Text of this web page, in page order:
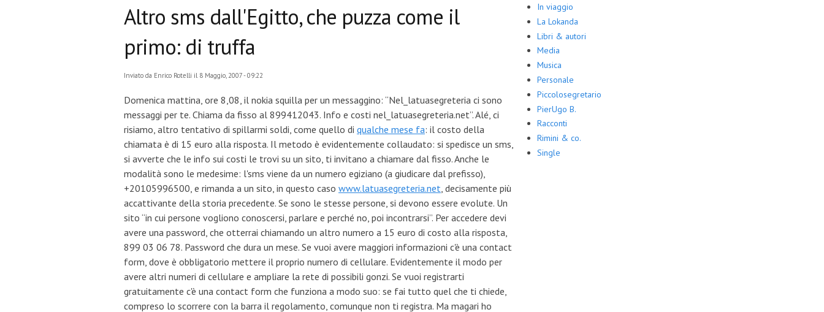
Altro sms dall'Egitto, che puzza come il
primo: di truffa
Inviato da Enrico Rotelli il 8 Maggio, 2007 - 09:22
Domenica mattina, ore 8,08, il nokia squilla per un messaggino: “Nel_latuasegreteria ci sono
messaggi per te. Chiama da fisso al 899412043. Info e costi nel_latuasegreteria.net”. Alé, ci
risiamo, altro tentativo di spillarmi soldi, come quello di qualche mese fa: il costo della
chiamata è di 15 euro alla risposta. Il metodo è evidentemente collaudato: si spedisce un sms,
si avverte che le info sui costi le trovi su un sito, ti invitano a chiamare dal fisso. Anche le
modalità sono le medesime: l'sms viene da un numero egiziano (a giudicare dal prefisso),
+20105996500, e rimanda a un sito, in questo caso www.latuasegreteria.net, decisamente più
accattivante della storia precedente. Se sono le stesse persone, si devono essere evolute. Un
sito “in cui persone vogliono conoscersi, parlare e perché no, poi incontrarsi”. Per accedere devi
avere una password, che otterrai chiamando un altro numero a 15 euro di costo alla risposta,
899 03 06 78. Password che dura un mese. Se vuoi avere maggiori informazioni c'è una contact
form, dove è obbligatorio mettere il proprio numero di cellulare. Evidentemente il modo per
avere altri numeri di cellulare e ampliare la rete di possibili gonzi. Se vuoi registrarti
gratuitamente c'è una contact form che funziona a modo suo: se fai tutto quel che ti chiede,
compreso lo scorrere con la barra il regolamento, comunque non ti registra. Ma magari ho
In viaggio
La Lokanda
Libri & autori
Media
Musica
Personale
Piccolosegretario
PierUgo B.
Racconti
Rimini & co.
Single